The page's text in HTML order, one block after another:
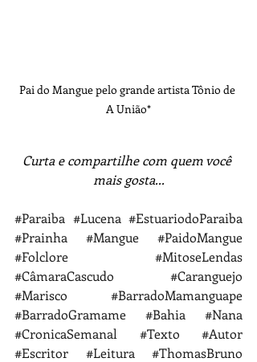
Pai do Mangue pelo grande artista Tônio de
A União*
Curta e compartilhe com quem você
mais gosta...
#Paraiba #Lucena #EstuariodoParaiba
#Prainha
#Mangue
#PaidoMangue
#Folclore
#MitoseLendas
#CâmaraCascudo
#Caranguejo
#Marisco
#BarradoMamanguape
#BarradoGramame
#Bahia
#Nana
#CronicaSemanal
#Texto
#Autor
#Escritor
#Leitura
#ThomasBruno